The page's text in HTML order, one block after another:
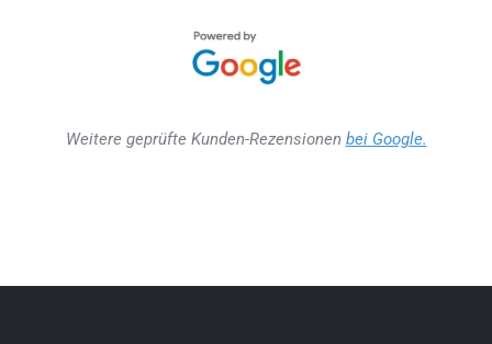
Weitere geprüfte Kunden-Rezensionen bei Google.